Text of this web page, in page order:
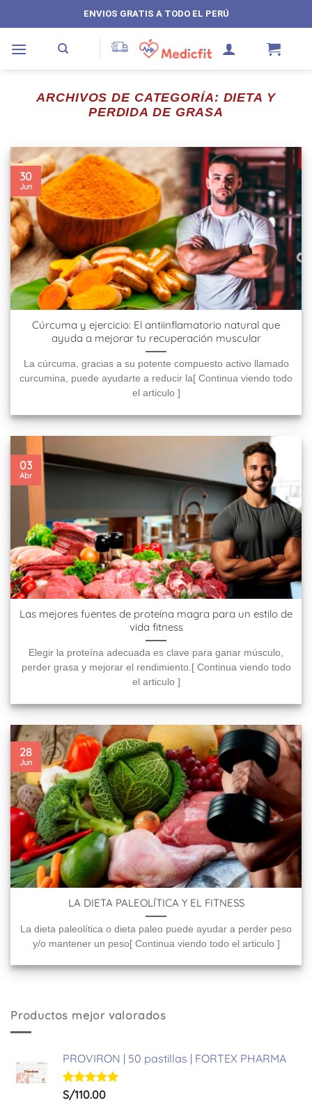
al
contenido
ENVIOS GRATIS A TODO EL PERÚ
ARCHIVOS DE CATEGORÍA: DIETA Y
PERDIDA DE GRASA
Cúrcuma y ejercicio: El antiinflamatorio natural que
ayuda a mejorar tu recuperación muscular
La cúrcuma, gracias a su potente compuesto activo llamado
curcumina, puede ayudarte a reducir la[ Continua viendo todo
el articulo ]
30
Jun
Las mejores fuentes de proteína magra para un estilo de
vida fitness
Elegir la proteína adecuada es clave para ganar músculo,
perder grasa y mejorar el rendimiento.[ Continua viendo todo
el articulo ]
03
Abr
LA DIETA PALEOLÍTICA Y EL FITNESS
La dieta paleolítica o dieta paleo puede ayudar a perder peso
y/o mantener un peso[ Continua viendo todo el articulo ]
28
Jun
Productos mejor valorados
PROVIRON | 50 pastillas | FORTEX PHARMA
Valorado
S/110.00